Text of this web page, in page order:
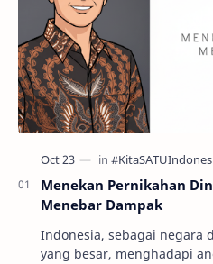
Menekan Pernikahan
Menebar Dampak
Indonesia, sebagai negara
yang besar, menghadapi